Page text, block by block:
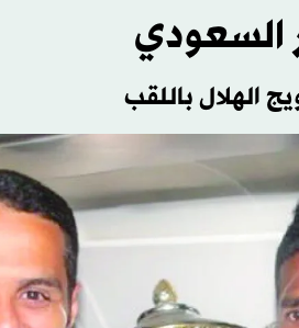
السعودي
الهلال باللقب